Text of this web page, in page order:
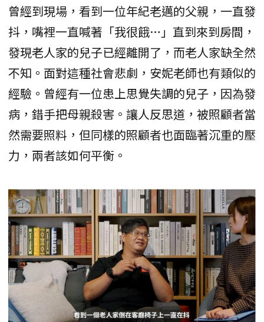
曾經到現場，看到一位年紀老邁的父親，一直發
抖，嘴裡一直喊著「我很餓…」直到來到房間，
發現老人家的兒子已經離開了，而老人家缺全然
不知。面對這種社會悲劇，安妮老師也有類似的
經驗。曾經有一位患上思覺失調的兒子，因為發
病，錯手把母親殺害。讓人反思道，被照顧者當
然需要照料，但同樣的照顧者也面臨著沉重的壓
力，兩者該如何平衡。